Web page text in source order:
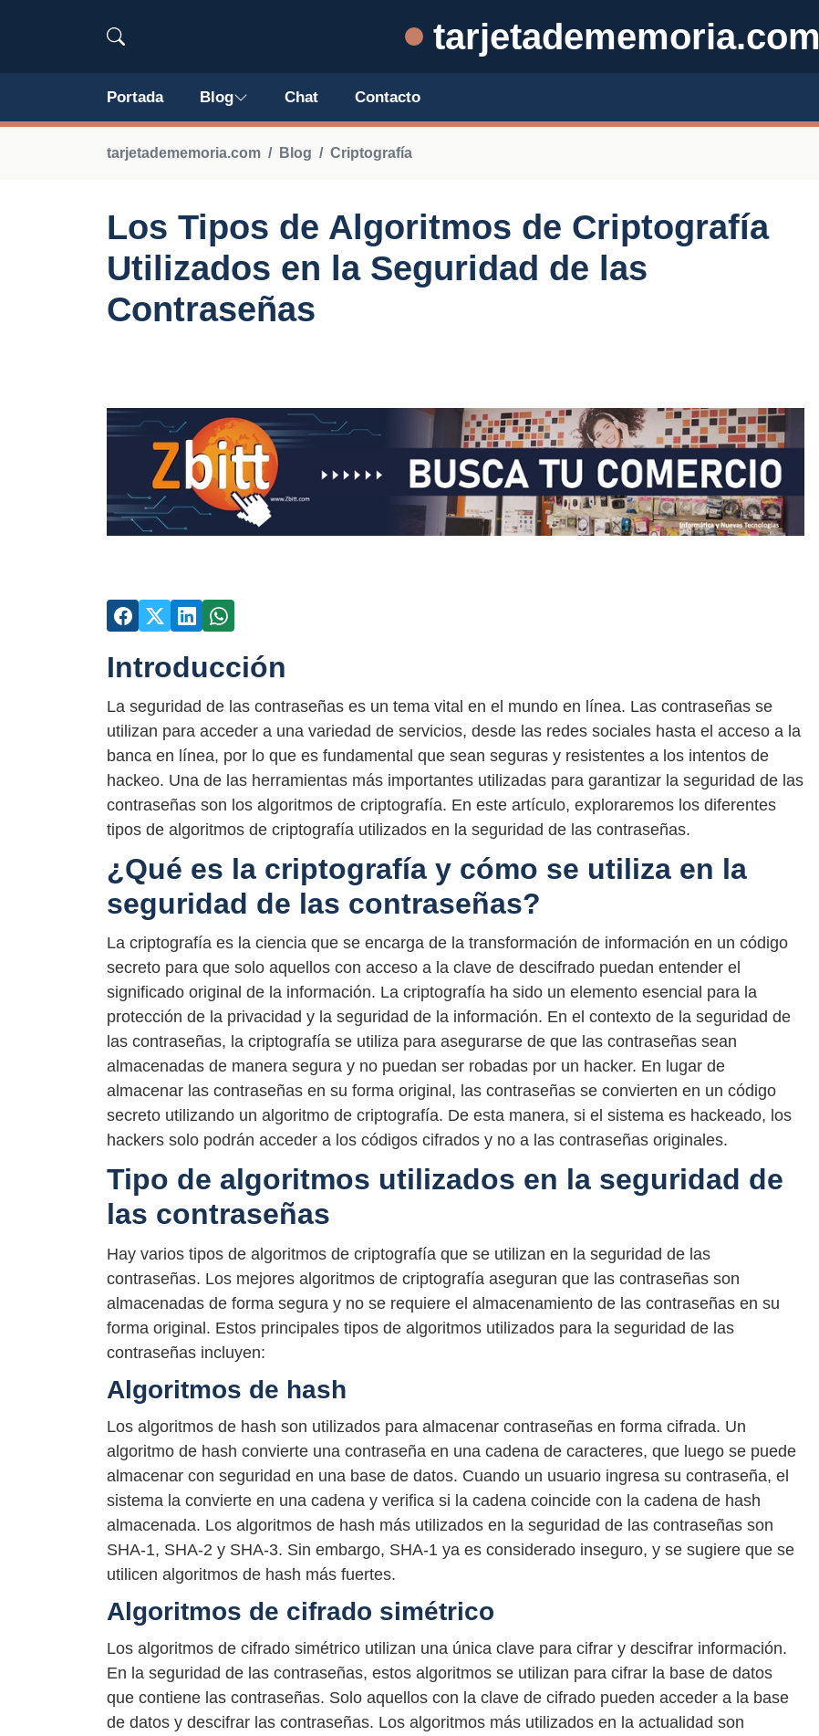
tarjetadememoria.com
Portada Blog Chat Contacto
tarjetadememoria.com Blog Criptografía
Los Tipos de Algoritmos de Criptografía
Utilizados en la Seguridad de las
Contraseñas
Introducción
La seguridad de las contraseñas es un tema vital en el mundo en línea. Las contraseñas se
utilizan para acceder a una variedad de servicios, desde las redes sociales hasta el acceso a la
banca en línea, por lo que es fundamental que sean seguras y resistentes a los intentos de
hackeo. Una de las herramientas más importantes utilizadas para garantizar la seguridad de las
contraseñas son los algoritmos de criptografía. En este artículo, exploraremos los diferentes
tipos de algoritmos de criptografía utilizados en la seguridad de las contraseñas.
¿Qué es la criptografía y cómo se utiliza en la
seguridad de las contraseñas?
La criptografía es la ciencia que se encarga de la transformación de información en un código
secreto para que solo aquellos con acceso a la clave de descifrado puedan entender el
significado original de la información. La criptografía ha sido un elemento esencial para la
protección de la privacidad y la seguridad de la información. En el contexto de la seguridad de
las contraseñas, la criptografía se utiliza para asegurarse de que las contraseñas sean
almacenadas de manera segura y no puedan ser robadas por un hacker. En lugar de
almacenar las contraseñas en su forma original, las contraseñas se convierten en un código
secreto utilizando un algoritmo de criptografía. De esta manera, si el sistema es hackeado, los
hackers solo podrán acceder a los códigos cifrados y no a las contraseñas originales.
Tipo de algoritmos utilizados en la seguridad de
las contraseñas
Hay varios tipos de algoritmos de criptografía que se utilizan en la seguridad de las
contraseñas. Los mejores algoritmos de criptografía aseguran que las contraseñas son
almacenadas de forma segura y no se requiere el almacenamiento de las contraseñas en su
forma original. Estos principales tipos de algoritmos utilizados para la seguridad de las
contraseñas incluyen:
Algoritmos de hash
Los algoritmos de hash son utilizados para almacenar contraseñas en forma cifrada. Un
algoritmo de hash convierte una contraseña en una cadena de caracteres, que luego se puede
almacenar con seguridad en una base de datos. Cuando un usuario ingresa su contraseña, el
sistema la convierte en una cadena y verifica si la cadena coincide con la cadena de hash
almacenada. Los algoritmos de hash más utilizados en la seguridad de las contraseñas son
SHA-1, SHA-2 y SHA-3. Sin embargo, SHA-1 ya es considerado inseguro, y se sugiere que se
utilicen algoritmos de hash más fuertes.
Algoritmos de cifrado simétrico
Los algoritmos de cifrado simétrico utilizan una única clave para cifrar y descifrar información.
En la seguridad de las contraseñas, estos algoritmos se utilizan para cifrar la base de datos
que contiene las contraseñas. Solo aquellos con la clave de cifrado pueden acceder a la base
de datos y descifrar las contraseñas. Los algoritmos más utilizados en la actualidad son